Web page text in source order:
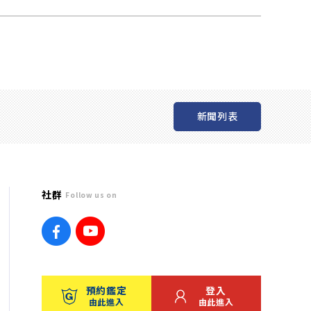
新聞列表
社群 Follow us on
預約鑑定
由此進入
登入
由此進入